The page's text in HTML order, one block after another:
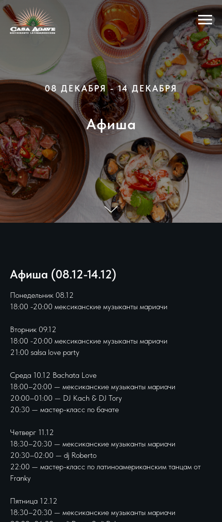
08 ДЕКАБРЯ - 14 ДЕКАБРЯ
Афиша
Афиша (08.12-14.12)
Понедельник 08.12
18:00 -20:00 мексиканские музыканты мариачи
Вторник 09.12
18:00 -20:00 мексиканские музыканты мариачи
21:00 salsa love party
Среда 10.12 Bachata Love
18:00–20:00 — мексиканские музыканты мариачи
20:00–01:00 — DJ Kach & DJ Tory
20:30 — мастер-класс по бачате
Четверг 11.12
18:30–20:30 — мексиканские музыканты мариачи
20:30–02:00 — dj Roberto
22:00 — мастер-класс по латиноамериканским танцам от
Franky
Пятница 12.12
18:30–20:30 — мексиканские музыканты мариачи